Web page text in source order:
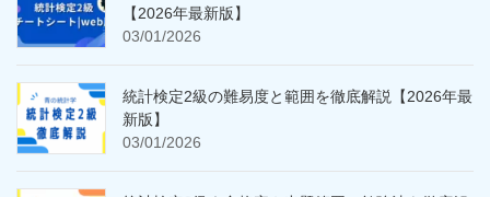
【2026年最新版】
03/01/2026
統計検定2級の難易度と範囲を徹底解説【2026年最
新版】
03/01/2026